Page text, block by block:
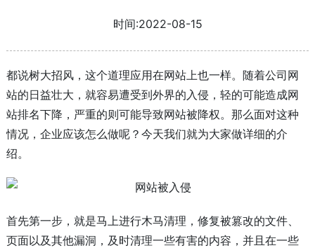
时间:2022-08-15
都说树大招风，这个道理应用在网站上也一样。随着公司网
站的日益壮大，就容易遭受到外界的入侵，轻的可能造成网
站排名下降，严重的则可能导致网站被降权。那么面对这种
情况，企业应该怎么做呢？今天我们就为大家做详细的介
绍。
首先第一步，就是马上进行木马清理，修复被篡改的文件、
页面以及其他漏洞，及时清理一些有害的内容，并且在一些